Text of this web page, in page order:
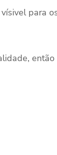
para